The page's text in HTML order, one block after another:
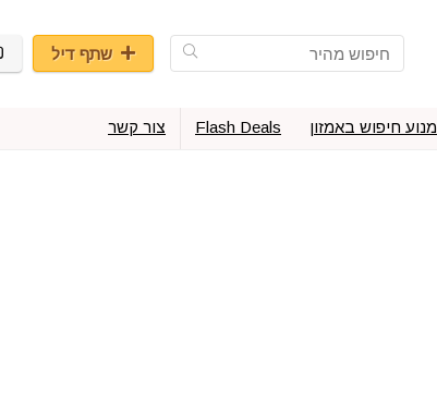
שתף דיל
מנוע חיפוש באמזון Flash Deals צור קשר